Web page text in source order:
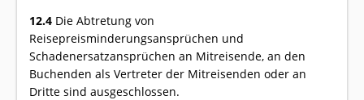
12.4 Die Abtretung von
Reisepreisminderungsansprüchen und
Schadenersatzansprüchen an Mitreisende, an den
Buchenden als Vertreter der Mitreisenden oder an
Dritte sind ausgeschlossen.